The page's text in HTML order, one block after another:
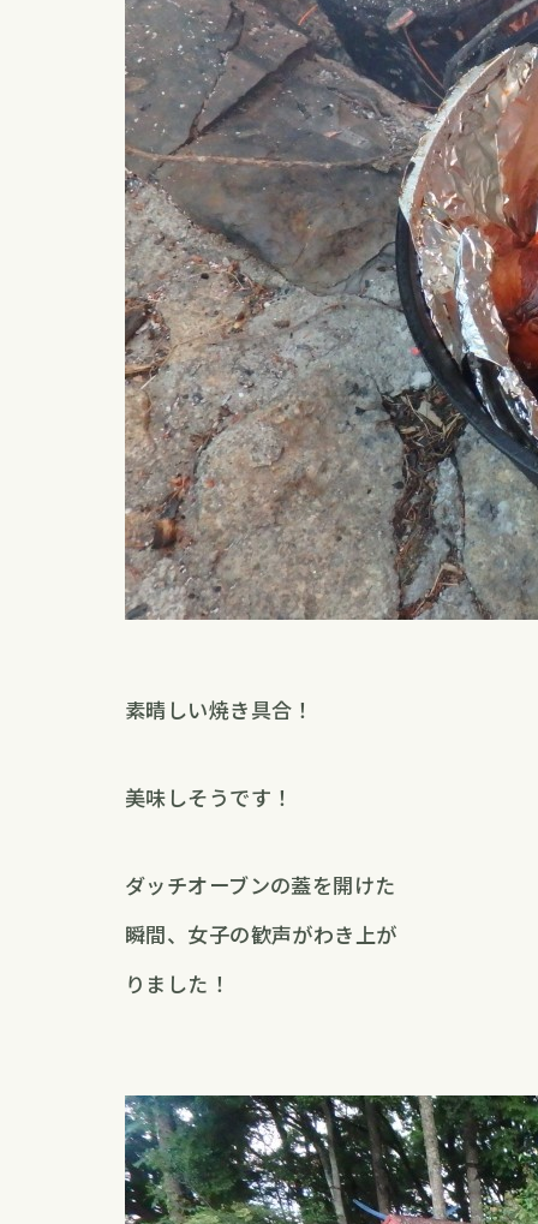
素晴しい焼き具合！
美味しそうです！
ダッチオーブンの蓋を開けた
瞬間、女子の歓声がわき上が
りました！